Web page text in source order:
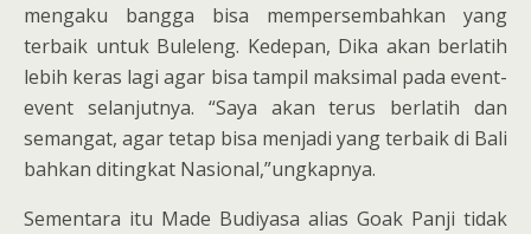
mengaku bangga bisa mempersembahkan yang
terbaik untuk Buleleng. Kedepan, Dika akan berlatih
lebih keras lagi agar bisa tampil maksimal pada event-
event selanjutnya. “Saya akan terus berlatih dan
semangat, agar tetap bisa menjadi yang terbaik di Bali
bahkan ditingkat Nasional,”ungkapnya.
Sementara itu Made Budiyasa alias Goak Panji tidak